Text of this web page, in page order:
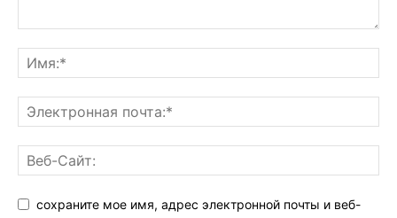
сохраните мое имя, адрес электронной почты и веб-